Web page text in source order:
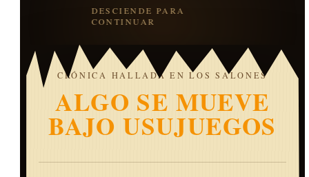
DESCIENDE PARA
CONTINUAR
CRÓNICA HALLADA EN LOS SALONES
ALGO SE MUEVE
BAJO USUJUEGOS